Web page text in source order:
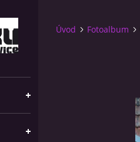
Úvod Fotoalbum